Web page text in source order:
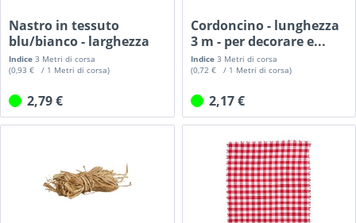
Nastro in tessuto
blu/bianco - larghezza
25 mm,...
Indice3 Metri di corsa
(0,93 € / 1 Metri di corsa)
2,79 €
Cordoncino - lunghezza
3 m - per decorare e...
Indice 3 Metri di corsa
(0,72 € / 1 Metri di corsa)
2,17 €